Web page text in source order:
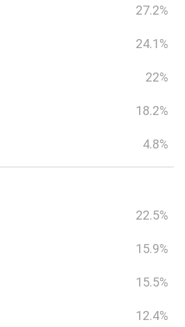
27.2%
24.1%
22%
18.2%
4.8%
22.5%
15.9%
15.5%
12.4%